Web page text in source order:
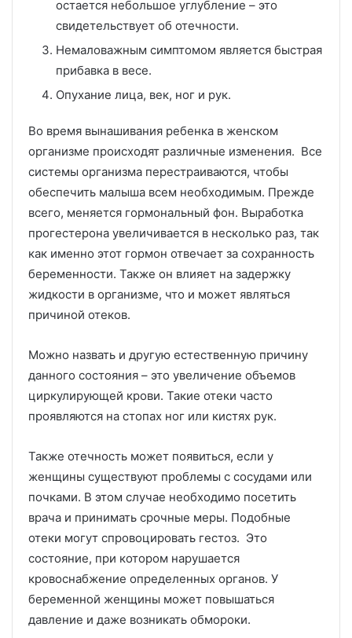
остается небольшое углубление – это
свидетельствует об отечности.
Немаловажным симптомом является быстрая
прибавка в весе.
Опухание лица, век, ног и рук.
Во время вынашивания ребенка в женском
организме происходят различные изменения. Все
системы организма перестраиваются, чтобы
обеспечить малыша всем необходимым. Прежде
всего, меняется гормональный фон. Выработка
прогестерона увеличивается в несколько раз, так
как именно этот гормон отвечает за сохранность
беременности. Также он влияет на задержку
жидкости в организме, что и может являться
причиной отеков.
Можно назвать и другую естественную причину
данного состояния – это увеличение объемов
циркулирующей крови. Такие отеки часто
проявляются на стопах ног или кистях рук.
Также отечность может появиться, если у
женщины существуют проблемы с сосудами или
почками. В этом случае необходимо посетить
врача и принимать срочные меры. Подобные
отеки могут спровоцировать гестоз. Это
состояние, при котором нарушается
кровоснабжение определенных органов. У
беременной женщины может повышаться
давление и даже возникать обмороки.